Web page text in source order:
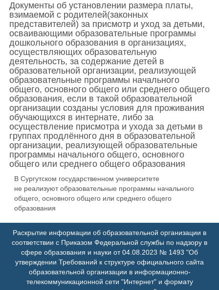
Документы об установлении размера платы,
взимаемой с родителей(законных
представителей) за присмотр и уход за детьми,
осваивающими образовательные программы
дошкольного образования в организациях,
осуществляющих образовательную
деятельность, за содержание детей в
образовательной организации, реализующей
образовательные программы начального
общего, основного общего или среднего общего
образования, если в такой образовательной
организации созданы условия для проживания
обучающихся в интернате, либо за
осуществление присмотра и ухода за детьми в
группах продлённого дня в образовательной
организации, реализующей образовательные
программы начального общего, основного
общего или среднего общего образования
В Сургутском государственном университете
не реализуют образовательные программы начального
общего, основного общего или среднего общего
образования
Раскрытие информации об образовательной организации в
соответствии с Приказом Федеральной службы по надзору в
сфере образования и науки от 04.08.2023 № 1493 "Об
утверждении Требований к структуре официального сайта
образовательной организации в информационно-
телекоммуникационной сети "Интернет" и формату